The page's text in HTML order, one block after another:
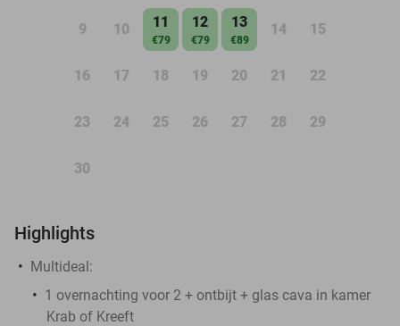
9 10 11
€79
12
€79
13
€89
14 15
16 17 18 19 20 21 22
23 24 25 26 27 28 29
30
Highlights
Multideal:
1 overnachting voor 2 + ontbijt + glas cava in kamer
Krab of Kreeft